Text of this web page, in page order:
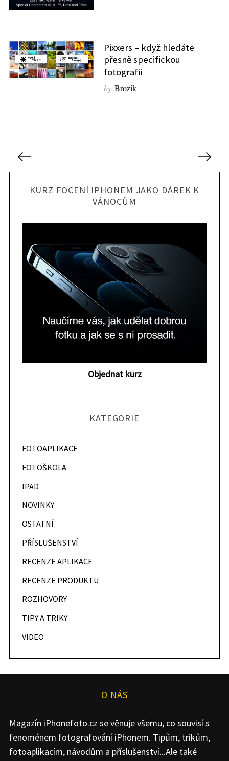
Pixxers – když hledáte
přesně specifickou
fotografii
by Brozik
v
KURZ FOCENÍ IPHONEM JAKO DÁREK K
VÁNOCŮM
Objednat kurz
KATEGORIE
FOTOAPLIKACE
FOTOŠKOLA
IPAD
NOVINKY
OSTATNÍ
PŘÍSLUŠENSTVÍ
RECENZE APLIKACE
RECENZE PRODUKTU
ROZHOVORY
TIPY A TRIKY
VIDEO
O NÁS
Magazín iPhonefoto.cz se věnuje všemu, co souvisí s
fenoménem fotografování iPhonem. Tipům, trikům,
fotoaplikacím, návodům a příslušenství...Ale také